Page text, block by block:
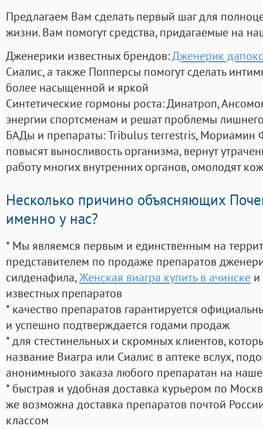
Предлагаем Вам сделать первый шаг для
жизни. Вам помогут средства, придагаемые на
Дженерики известных брендов:Дженерик
Сиалис, а также Попперсы помогут сделать
более насыщенной и яркой
Синтетические гормоны роста: Динатроп,
энергии спортсменам и решат проблемы
БАДы и препараты:Tribulus terrestris, Мориамин
повысят выносливость организма, вернут
работу многих внутренних органов, омолодят
Несколько причино объясняющих
именно у нас?
* Мы являемся первым и единственным на
представителем по продаже препаратов
силденафила,Женская виагра купить в ачинске и
известных препаратов
* качество препаратов гарантируется
и успешно подтверждается годами продаж
* для стестинельных и скромных клиентов,
название Виагра или Сиалис в аптеке вслух,
анонимныого заказа любого препаратан на
* быстрая и удобная доставка курьером по
же возможна доставка препаратов почтой
классом